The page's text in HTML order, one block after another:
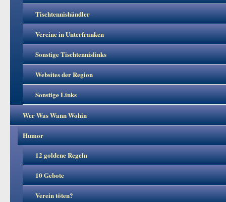
Tischtennishändler
Vereine in Unterfranken
Sonstige Tischtennislinks
Websites der Region
Sonstige Links
Wer Was Wann Wohin
Humor
12 goldene Regeln
10 Gebote
Verein töten?